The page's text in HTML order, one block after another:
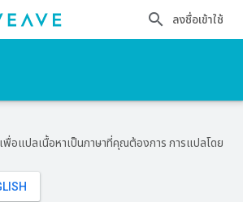
ลงชื่อเข้าใช้
เพื่อแปลเนื้อหาเป็นภาษาที่คุณต้องการ การแปลโดย